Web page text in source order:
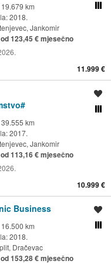
km
2018.
Jankomir
123,45 € mjesečno
11.999 €
km
2017.
Jankomir
113,16 € mjesečno
10.999 €
Business
km
2018.
Dračevac
153,28 € mjesečno